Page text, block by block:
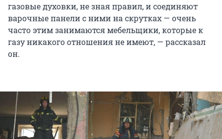
газовые духовки, не зная правил, и соединяют
варочные панели с ними на скрутках — очень
часто этим занимаются мебельщики, которые к
газу никакого отношения не имеют, — рассказал
он.